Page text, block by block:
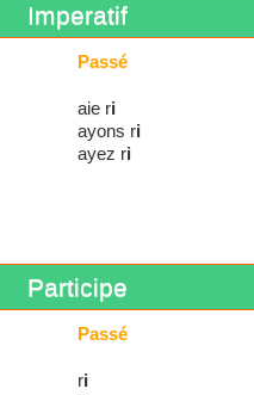
Imperatif
Passé
aie ri
ayons ri
ayez ri
Participe
Passé
ri